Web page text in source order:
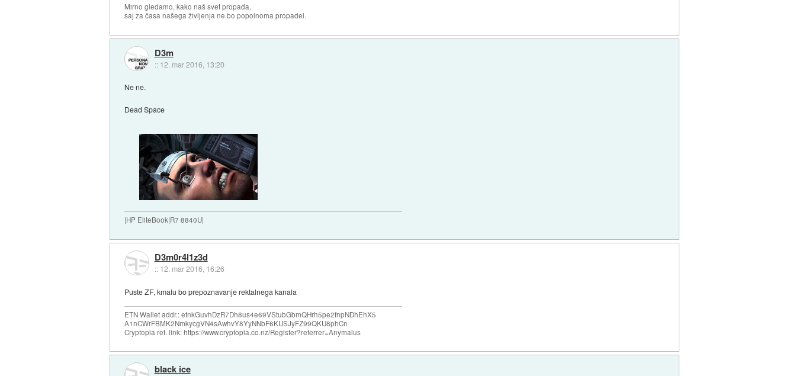
Mirno gledamo, kako naš svet propada,
saj za časa našega življenja ne bo popolnoma propadel.
D3m
:: 12. mar 2016, 13:20
Ne ne.
Dead Space
|HP EliteBook|R7 8840U|
D3m0r4l1z3d
:: 12. mar 2016, 16:26
Puste ZF, kmalu bo prepoznavanje rektalnega kanala
ETN Wallet addr.: etnkGuvhDzR7Dh8us4e69VStubGbmQHrh5pe2fnpNDhEhX5
A1nCWrFBMK2NmkycgVN4sAwhvY8YyNNbF6KUSJyFZ99QKU8phCn
Cryptopia ref. link: https://www.cryptopia.co.nz/Register?referrer=Anymalus
black ice